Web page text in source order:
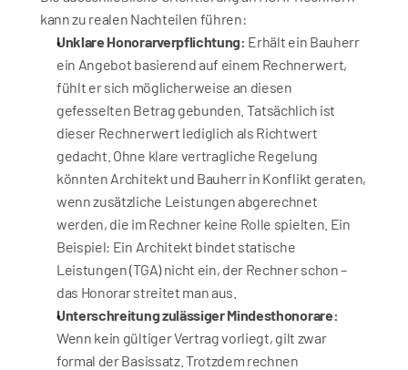
kann zu realen Nachteilen führen:
Unklare Honorarverpflichtung: Erhält ein Bauherr
ein Angebot basierend auf einem Rechnerwert,
fühlt er sich möglicherweise an diesen
gefesselten Betrag gebunden. Tatsächlich ist
dieser Rechnerwert lediglich als Richtwert
gedacht. Ohne klare vertragliche Regelung
könnten Architekt und Bauherr in Konflikt geraten,
wenn zusätzliche Leistungen abgerechnet
werden, die im Rechner keine Rolle spielten. Ein
Beispiel: Ein Architekt bindet statische
Leistungen (TGA) nicht ein, der Rechner schon –
das Honorar streitet man aus.
Unterschreitung zulässiger Mindesthonorare:
Wenn kein gültiger Vertrag vorliegt, gilt zwar
formal der Basissatz. Trotzdem rechnen